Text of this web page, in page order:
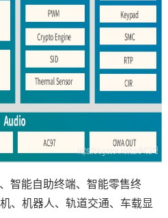
智能自助终端、 智能零售终
、 机器人、 轨道交通、 车载显